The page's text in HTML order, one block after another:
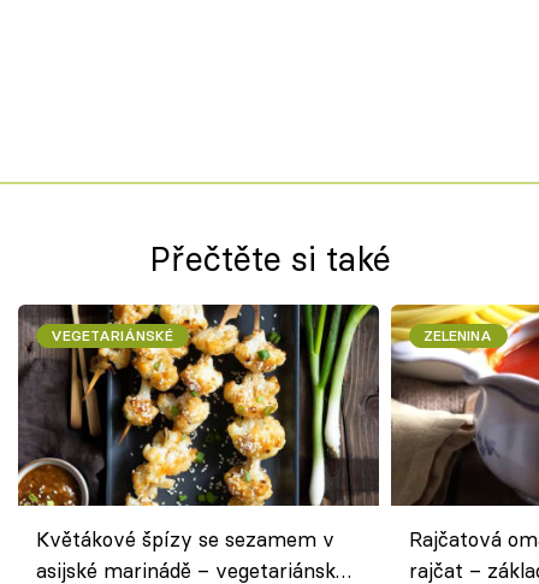
Přečtěte si také
VEGETARIÁNSKÉ
Květákové špízy se sezamem v
asijské marinádě – vegetariánská
ZELENINA
Rajčatová
rajčat –